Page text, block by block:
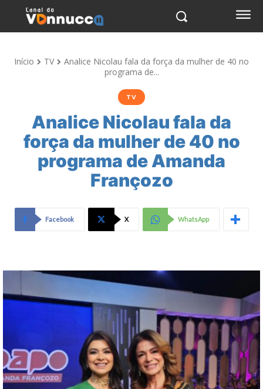
Início TV
Analice Nicolau fala da força da mulher de 40 no
programa de...
TV
Analice Nicolau fala da
força da mulher de 40 no
programa de Amanda
Françozo
Facebook X WhatsApp